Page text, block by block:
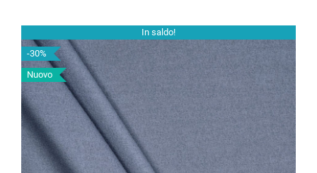
In saldo!
-30%
Nuovo